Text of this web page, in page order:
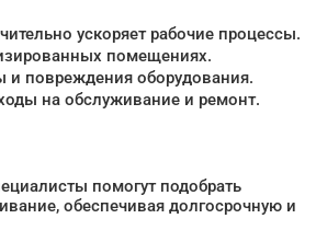
ускоряет рабочие процессы.
помещениях.
повреждения оборудования.
на обслуживание и ремонт.
помогут подобрать
обеспечивая долгосрочную и